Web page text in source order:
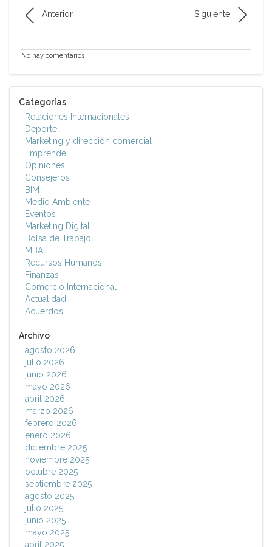
Anterior Siguiente
No hay comentarios
Categorías
Relaciones Internacionales
Deporte
Marketing y dirección comercial
Emprende
Opiniones
Consejeros
BIM
Medio Ambiente
Eventos
Marketing Digital
Bolsa de Trabajo
MBA
Recursos Humanos
Finanzas
Comercio Internacional
Actualidad
Acuerdos
Archivo
agosto 2026
julio 2026
junio 2026
mayo 2026
abril 2026
marzo 2026
febrero 2026
enero 2026
diciembre 2025
noviembre 2025
octubre 2025
septiembre 2025
agosto 2025
julio 2025
junio 2025
mayo 2025
abril 2025